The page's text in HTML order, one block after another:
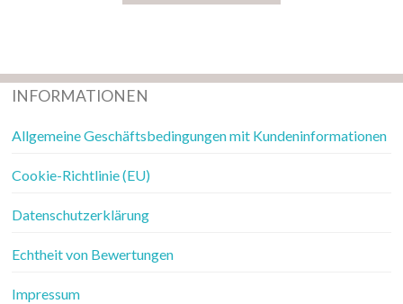
INFORMATIONEN
Allgemeine Geschäftsbedingungen mit Kundeninformationen
Cookie-Richtlinie (EU)
Datenschutzerklärung
Echtheit von Bewertungen
Impressum